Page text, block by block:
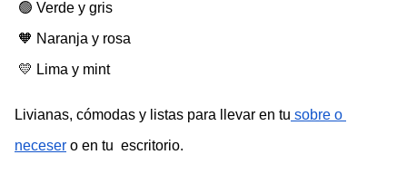
🟢 Verde y gris
🧡 Naranja y rosa
💛 Lima y mint
Livianas, cómodas y listas para llevar en tu sobre o
neceser o en tu  escritorio.